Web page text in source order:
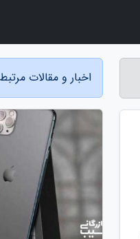
اخبار و مقالات مرتبط